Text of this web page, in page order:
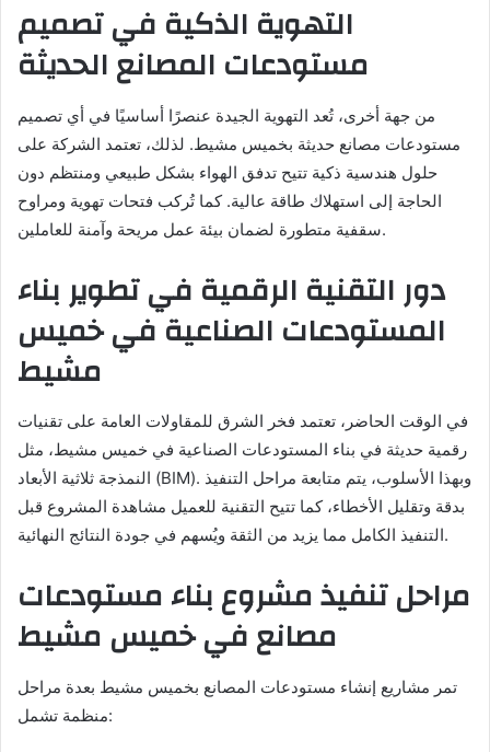
التهوية الذكية في تصميم
مستودعات المصانع الحديثة
من جهة أخرى، تُعد التهوية الجيدة عنصرًا أساسيًا في أي تصميم
مستودعات مصانع حديثة بخميس مشيط. لذلك، تعتمد الشركة على
حلول هندسية ذكية تتيح تدفق الهواء بشكل طبيعي ومنتظم دون
الحاجة إلى استهلاك طاقة عالية. كما تُركب فتحات تهوية ومراوح
سقفية متطورة لضمان بيئة عمل مريحة وآمنة للعاملين.
دور التقنية الرقمية في تطوير بناء
المستودعات الصناعية في خميس
مشيط
في الوقت الحاضر، تعتمد فخر الشرق للمقاولات العامة على تقنيات
رقمية حديثة في بناء المستودعات الصناعية في خميس مشيط، مثل
النمذجة ثلاثية الأبعاد (BIM). وبهذا الأسلوب، يتم متابعة مراحل التنفيذ
بدقة وتقليل الأخطاء، كما تتيح التقنية للعميل مشاهدة المشروع قبل
التنفيذ الكامل مما يزيد من الثقة ويُسهم في جودة النتائج النهائية.
مراحل تنفيذ مشروع بناء مستودعات
مصانع في خميس مشيط
تمر مشاريع إنشاء مستودعات المصانع بخميس مشيط بعدة مراحل
منظمة تشمل: